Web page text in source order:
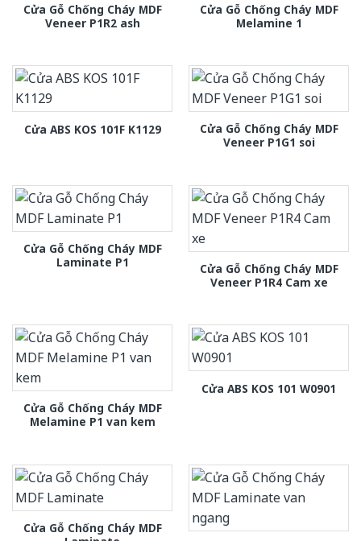
Cửa Gỗ Chống Cháy MDF
Veneer P1R2 ash
Cửa Gỗ Chống Cháy MDF
Melamine 1
Cửa ABS KOS 101F K1129
Cửa Gỗ Chống Cháy MDF
Veneer P1G1 soi
Cửa Gỗ Chống Cháy MDF
Laminate P1
Cửa Gỗ Chống Cháy MDF
Veneer P1R4 Cam xe
Cửa Gỗ Chống Cháy MDF
Melamine P1 van kem
Cửa ABS KOS 101 W0901
Cửa Gỗ Chống Cháy MDF